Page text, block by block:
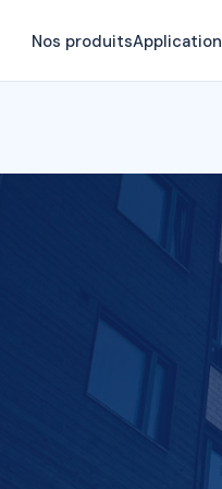
Nos produitsApplication